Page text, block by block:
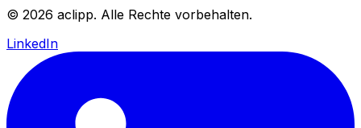
© 2026 aclipp. Alle Rechte vorbehalten.
LinkedIn